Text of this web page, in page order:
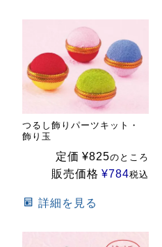
つるし飾りパーツキット・
飾り玉
定価 ¥825のところ
販売価格 ¥784税込
詳細を見る